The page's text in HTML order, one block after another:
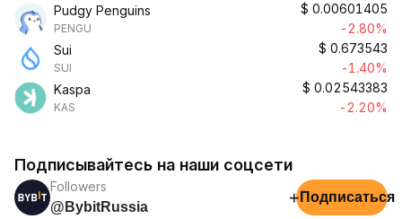
Pudgy Penguins
PENGU
$ 0.00601405
-2.80%
Sui
SUI
$ 0.673543
-1.40%
Kaspa
KAS
$ 0.02543383
-2.20%
Подписывайтесь на наши соцсети
Followers
@BybitRussia
+ Подписаться